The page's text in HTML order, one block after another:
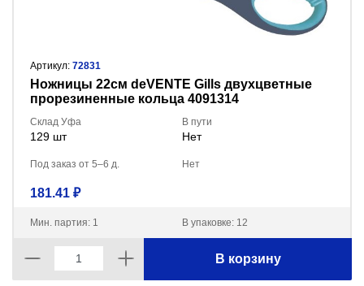
Артикул: 72831
Ножницы 22см deVENTE Gills двухцветные
прорезиненные кольца 4091314
Склад Уфа
129 шт
В пути
Нет
Под заказ от 5–6 д. Нет
181.41 ₽
Мин. партия: 1 В упаковке: 12
В корзину